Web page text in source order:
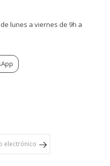
lunes a viernes de 9h a